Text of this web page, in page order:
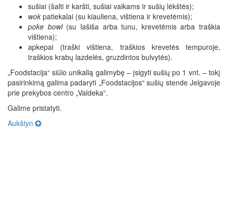
sušiai (šalti ir karšti, sušiai vaikams ir sušių lėkštės);
wok patiekalai (su kiauliena, vištiena ir krevetėmis);
poke bowl(su lašiša arba tunu, krevetėmis arba traškia
vištiena);
apkepai (traški vištiena, traškios krevetės tempuroje,
traškios krabų lazdelės, gruzdintos bulvytės).
„Foodstacija“ siūlo unikalią galimybę – įsigyti sušių po 1 vnt. – tokį
pasirinkimą galima padaryti „Foodstacijos“ sušių stende Jelgavoje
prie prekybos centro „Valdeka“.
Galime pristatyti.
Aukštyn